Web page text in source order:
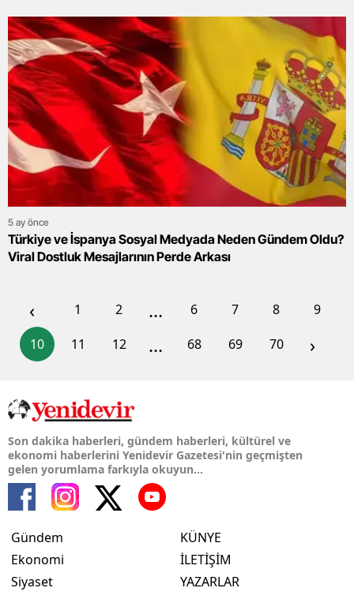
5 ay önce
Türkiye ve İspanya Sosyal Medyada Neden Gündem Oldu?
Viral Dostluk Mesajlarının Perde Arkası
‹ 1 2 ... 6 7 8
9
10
11 12 ... 68 69 70 ›
Son dakika haberleri, gündem haberleri, kültürel ve
ekonomi haberlerini Yenidevir Gazetesi'nin geçmişten
gelen yorumlama farkıyla okuyun...
Gündem
Ekonomi
Siyaset
KÜNYE
İLETİŞİM
YAZARLAR